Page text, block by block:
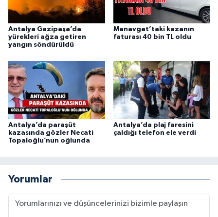
Antalya Gazipaşa’da
yürekleri ağza getiren
yangın söndürüldü
Manavgat’taki kazanın
faturası 40 bin TL oldu
Antalya’da paraşüt
kazasında gözler Necati
Topaloğlu’nun oğlunda
Antalya’da plaj faresini
çaldığı telefon ele verdi
Yorumlar